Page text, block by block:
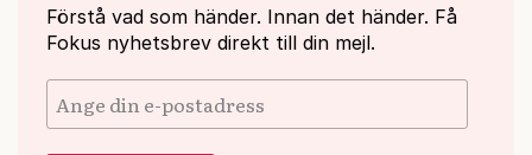
Förstå vad som händer. Innan det händer. Få
Fokus nyhetsbrev direkt till din mejl.